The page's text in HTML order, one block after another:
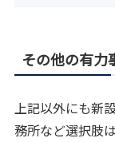
その他の有力
上記以外にも新
務所など選択肢